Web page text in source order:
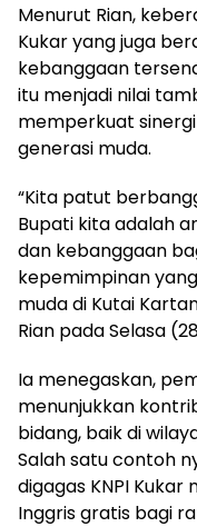
Menurut Rian,
Kukar yang juga
kebanggaan
itu menjadi nilai
memperkuat
generasi muda.
“Kita patut
Bupati kita adalah
dan kebanggaan
kepemimpinan
muda di Kutai
Rian pada Selasa
Ia menegaskan,
menunjukkan
bidang, baik di
Salah satu contoh
digagas KNPI
Inggris gratis bagi